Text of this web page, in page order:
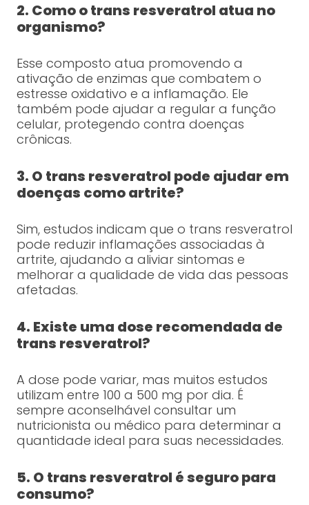
2. Como o trans resveratrol atua no
organismo?
Esse composto atua promovendo a
ativação de enzimas que combatem o
estresse oxidativo e a inflamação. Ele
também pode ajudar a regular a função
celular, protegendo contra doenças
crônicas.
3. O trans resveratrol pode ajudar em
doenças como artrite?
Sim, estudos indicam que o trans resveratrol
pode reduzir inflamações associadas à
artrite, ajudando a aliviar sintomas e
melhorar a qualidade de vida das pessoas
afetadas.
4. Existe uma dose recomendada de
trans resveratrol?
A dose pode variar, mas muitos estudos
utilizam entre 100 a 500 mg por dia. É
sempre aconselhável consultar um
nutricionista ou médico para determinar a
quantidade ideal para suas necessidades.
5. O trans resveratrol é seguro para
consumo?